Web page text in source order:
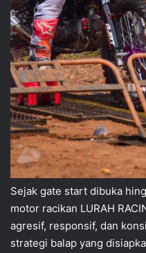
Sejak gate start dibuka
motor racikan LURAH
agresif, responsif, dan
strategi balap yang